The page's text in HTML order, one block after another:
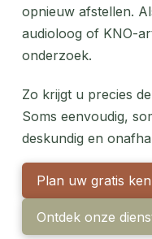
opnieuw afstellen.
audioloog of KNO-
onderzoek.
Zo krijgt u precies
Soms eenvoudig,
deskundig en
Plan uw gratis
Ontdek onze